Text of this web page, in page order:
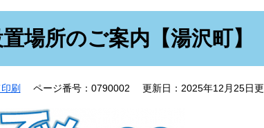
場所のご案内【湯沢町】
刷 ページ番号：0790002 更新日：2025年12月25日